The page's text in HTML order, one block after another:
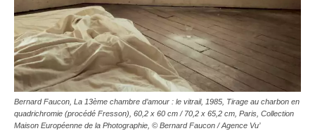
Bernard Faucon, La 13ème chambre d’amour : le vitrail, 1985, Tirage au charbon en
quadrichromie (procédé Fresson), 60,2 x 60 cm / 70,2 x 65,2 cm, Paris, Collection
Maison Européenne de la Photographie, © Bernard Faucon / Agence Vu’